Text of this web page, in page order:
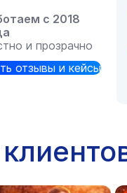
с 2018
и прозрачно
отзывы и кейсы